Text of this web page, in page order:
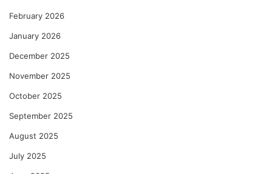
February 2026
January 2026
December 2025
November 2025
October 2025
September 2025
August 2025
July 2025